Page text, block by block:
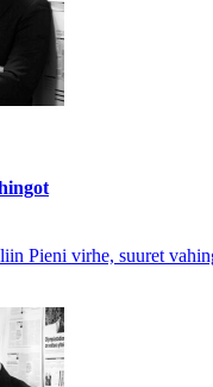
Pieni virhe, suuret